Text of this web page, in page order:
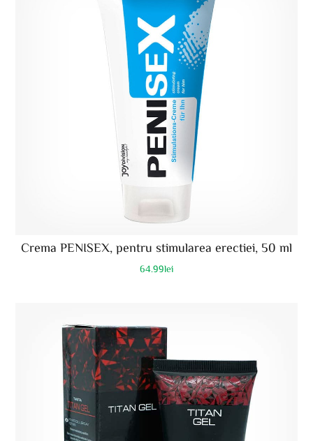
Crema PENISEX, pentru stimularea erectiei, 50 ml
64.99lei